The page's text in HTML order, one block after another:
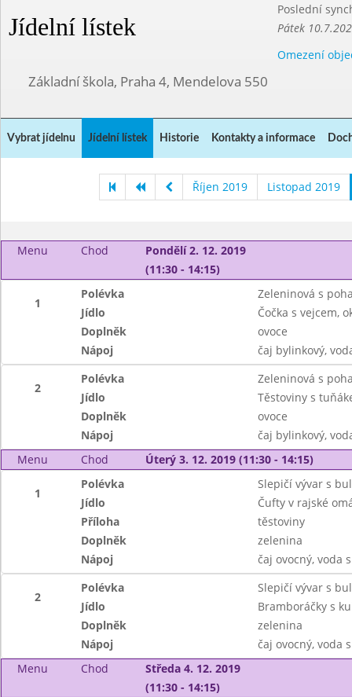
Jídelní lístek
Poslední
Pátek
Omezení
Základní škola, Praha 4, Mendelova 550
Vybrat jídelnu Jídelní lístek Historie Kontakty a informace
Říjen 2019 Listopad 2019
Menu Chod
Pondělí 2. 12. 2019
(11:30 - 14:15)
1
Polévka
Zeleninová s
Jídlo
Čočka s vejcem,
Doplněk
ovoce
Nápoj
čaj bylinkový,
2
Polévka
Zeleninová s
Jídlo
Těstoviny s
Doplněk
ovoce
Nápoj
čaj bylinkový,
Menu
Chod Úterý 3. 12. 2019 (11:30 - 14:15)
1
Polévka
Slepičí vývar s
Jídlo
Čufty v rajské
Příloha
těstoviny
Doplněk
zelenina
Nápoj
čaj ovocný, voda
2
Polévka
Slepičí vývar s
Jídlo
Bramboráčky s
Doplněk
zelenina
Nápoj
čaj ovocný, voda
Menu
Chod
Středa 4. 12. 2019
(11:30 - 14:15)